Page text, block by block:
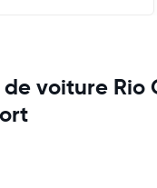
voiture Rio